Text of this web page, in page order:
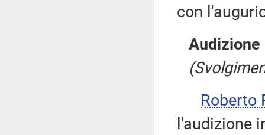
con
Audizione
Roberto
l'audizione